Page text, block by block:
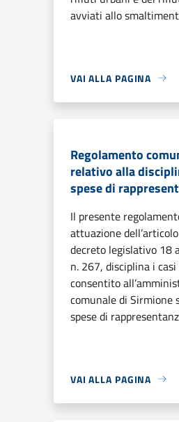
avviati allo
VAI ALLA PAGINA
Regolamento
relativo alla
spese di
Il presente
attuazione
decreto legislativo 18
n. 267, disciplina i
consentito
comunale di Sirmione
spese di
VAI ALLA PAGINA